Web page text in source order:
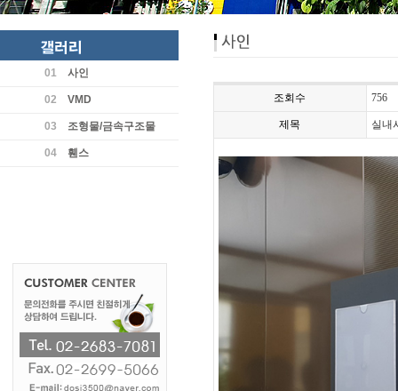
01 사인
02 VMD
03 조형물/금속구조물
04 휀스
조회수 756
제목 실내